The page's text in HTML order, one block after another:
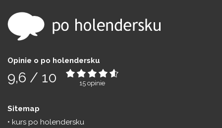
Opinie o po holendersku
9,6 / 10 15 opinie
Sitemap
kurs po holendersku